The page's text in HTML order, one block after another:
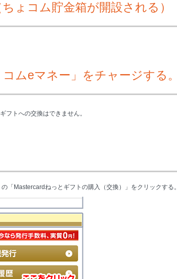
ょコム貯金箱が開設される）
ムeマネー」をチャージする。
トへの交換はできません。
「Mastercardねっとギフトの購入（交換）」をクリックする。